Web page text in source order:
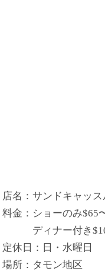
店名：サンドキャッス
料金：ショーのみ$65
ディナー付き$105
定休日：日・水曜日
場所：タモン地区